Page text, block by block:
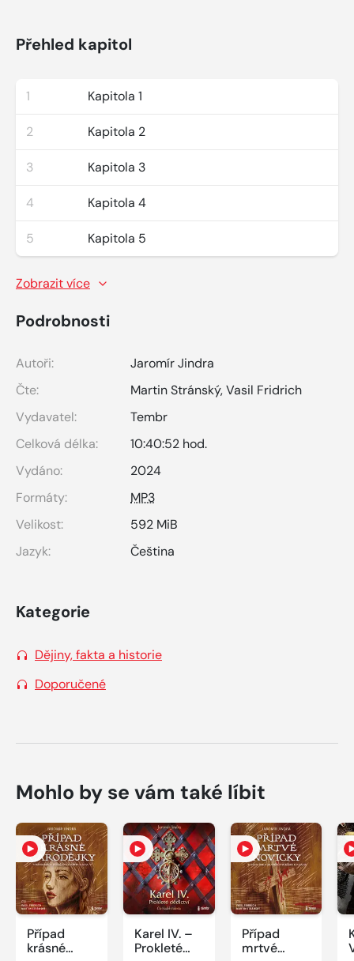
Přehled kapitol
1 Kapitola 1
2 Kapitola 2
3 Kapitola 3
4 Kapitola 4
5 Kapitola 5
Zobrazit více
Podrobnosti
Autoři:
Jaromír Jindra
Čte:
Martin Stránský,Vasil Fridrich
Vydavatel:
Tembr
Celková délka:
10:40:52 hod.
Vydáno:
2024
Formáty:
MP3
Velikost:
592 MiB
Jazyk:
Čeština
Kategorie
Dějiny, fakta a historie
Doporučené
Mohlo by se vám také líbit
Případ
krásné
Karel IV. –
Prokleté
Případ
mrtvé